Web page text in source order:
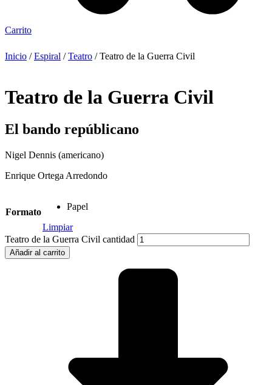
Carrito
Inicio /Espiral /Teatro / Teatro de la Guerra Civil
Teatro de la Guerra Civil
El bando repúblicano
Nigel Dennis (americano)
Enrique Ortega Arredondo
Formato
Papel
Limpiar
Teatro de la Guerra Civil cantidad
Añadir al carrito